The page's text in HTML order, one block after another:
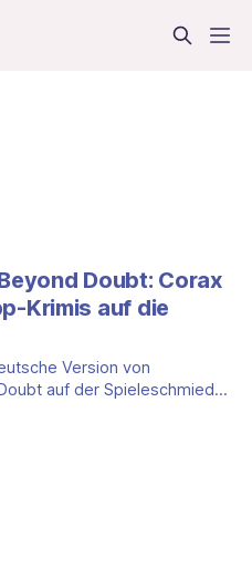
Doubt: Corax
Krimis auf die
Version von
auf der Spieleschmiede:
schweigt (Stand: 2. Juli